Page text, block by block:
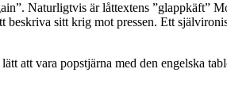
Naturligtvis är låttextens ”glappkäft”
sitt krig mot pressen. Ett
vara popstjärna med den engelska